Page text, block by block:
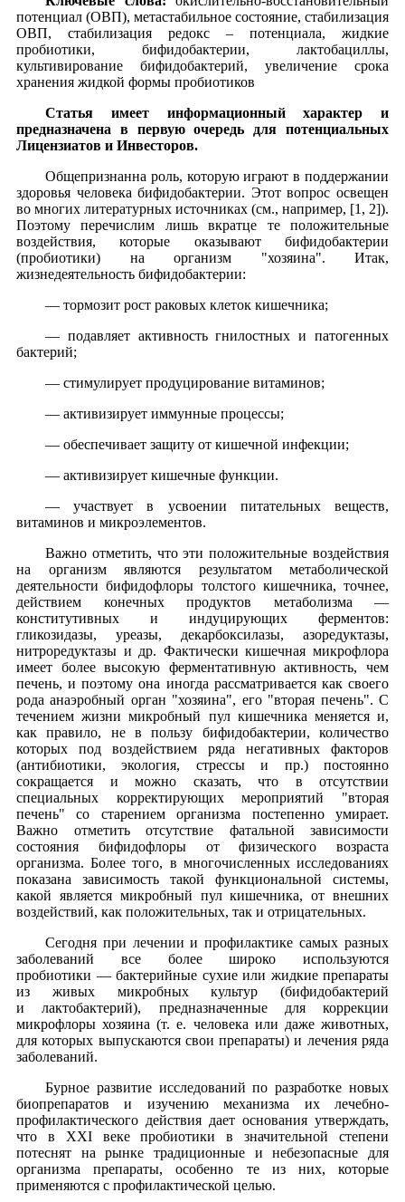
потенциал (ОВП), метастабильное состояние, стабилизация
ОВП, стабилизация редокс – потенциала, жидкие
пробиотики, бифидобактерии, лактобациллы,
культивирование бифидобактерий, увеличение срока
хранения жидкой формы пробиотиков
Статья имеет информационный характер и
предназначена в первую очередь для потенциальных
Лицензиатов и Инвесторов.
Общепризнанна роль, которую играют в поддержании
здоровья человека бифидобактерии. Этот вопрос освещен
во многих литературных источниках (см., например, [1, 2]).
Поэтому перечислим лишь вкратце те положительные
воздействия, которые оказывают бифидобактерии
(пробиотики) на организм "хозяина". Итак,
жизнедеятельность бифидобактерии:
— тормозит рост раковых клеток кишечника;
— подавляет активность гнилостных и патогенных
бактерий;
— стимулирует продуцирование витаминов;
— активизирует иммунные процессы;
— обеспечивает защиту от кишечной инфекции;
— активизирует кишечные функции.
— участвует в усвоении питательных веществ,
витаминов и микроэлементов.
Важно отметить, что эти положительные воздействия
на организм являются результатом метаболической
деятельности бифидофлоры толстого кишечника, точнее,
действием конечных продуктов метаболизма —
конститутивных и индуцирующих ферментов:
гликозидазы, уреазы, декарбоксилазы, азоредуктазы,
нитроредуктазы и др. Фактически кишечная микрофлора
имеет более высокую ферментативную активность, чем
печень, и поэтому она иногда рассматривается как своего
рода анаэробный орган "хозяина", его "вторая печень". С
течением жизни микробный пул кишечника меняется и,
как правило, не в пользу бифидобактерии, количество
которых под воздействием ряда негативных факторов
(антибиотики, экология, стрессы и пр.) постоянно
сокращается и можно сказать, что в отсутствии
специальных корректирующих мероприятий "вторая
печень" со старением организма постепенно умирает.
Важно отметить отсутствие фатальной зависимости
состояния бифидофлоры от физического возраста
организма. Более того, в многочисленных исследованиях
показана зависимость такой функциональной системы,
какой является микробный пул кишечника, от внешних
воздействий, как положительных, так и отрицательных.
Сегодня при лечении и профилактике самых разных
заболеваний все более широко используются
пробиотики — бактерийные сухие или жидкие препараты
из живых микробных культур (бифидобактерий
и лактобактерий), предназначенные для коррекции
микрофлоры хозяина (т. е. человека или даже животных,
для которых выпускаются свои препараты) и лечения ряда
заболеваний.
Бурное развитие исследований по разработке новых
биопрепаратов и изучению механизма их лечебно-
профилактического действия дает основания утверждать,
что в XXI веке пробиотики в значительной степени
потеснят на рынке традиционные и небезопасные для
организма препараты, особенно те из них, которые
применяются с профилактической целью.